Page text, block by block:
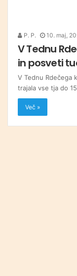
P. P. 10. maj,
V Tednu
in posveti
V Tednu Rdečega
trajala vse tja do
Več »